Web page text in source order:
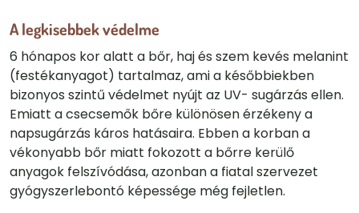
A legkisebbek védelme
6 hónapos kor alatt a bőr, haj és szem kevés melanint
(festékanyagot) tartalmaz, ami a későbbiekben
bizonyos szintű védelmet nyújt az UV- sugárzás ellen.
Emiatt a csecsemők bőre különösen érzékeny a
napsugárzás káros hatásaira. Ebben a korban a
vékonyabb bőr miatt fokozott a bőrre kerülő
anyagok felszívódása, azonban a fiatal szervezet
gyógyszerlebontó képessége még fejletlen.